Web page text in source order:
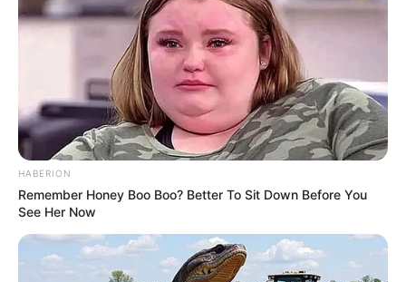
HABERION
Remember Honey Boo Boo? Better To Sit Down Before You
See Her Now